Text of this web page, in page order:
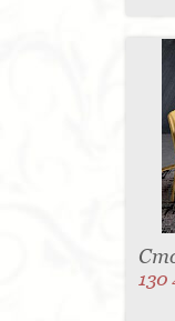
130